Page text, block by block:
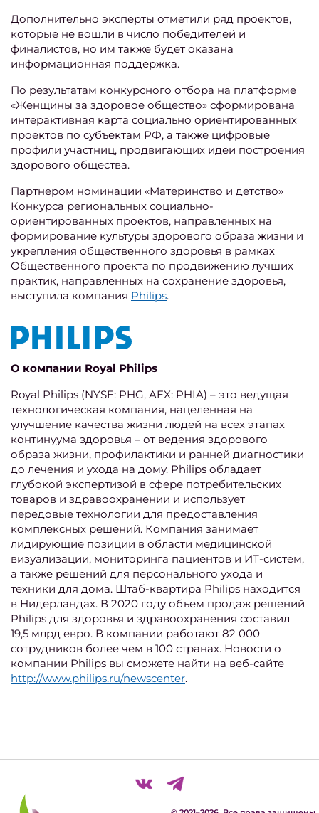
Дополнительно эксперты отметили ряд проектов,
которые не вошли в число победителей и
финалистов, но им также будет оказана
информационная поддержка.
По результатам конкурсного отбора на платформе
«Женщины за здоровое общество» сформирована
интерактивная карта социально ориентированных
проектов по субъектам РФ, а также цифровые
профили участниц, продвигающих идеи построения
здорового общества.
Партнером номинации «Материнство и детство»
Конкурса региональных социально-
ориентированных проектов, направленных на
формирование культуры здорового образа жизни и
укрепления общественного здоровья в рамках
Общественного проекта по продвижению лучших
практик, направленных на сохранение здоровья,
выступила компания Philips.
О компании Royal Philips
Royal Philips (NYSE: PHG, AEX: PHIA) – это ведущая
технологическая компания, нацеленная на
улучшение качества жизни людей на всех этапах
континуума здоровья – от ведения здорового
образа жизни, профилактики и ранней диагностики
до лечения и ухода на дому. Philips обладает
глубокой экспертизой в сфере потребительских
товаров и здравоохранении и использует
передовые технологии для предоставления
комплексных решений. Компания занимает
лидирующие позиции в области медицинской
визуализации, мониторинга пациентов и ИТ-систем,
а также решений для персонального ухода и
техники для дома. Штаб-квартира Philips находится
в Нидерландах. В 2020 году объем продаж решений
Philips для здоровья и здравоохранения составил
19,5 млрд евро. В компании работают 82 000
сотрудников более чем в 100 странах. Новости о
компании Philips вы сможете найти на веб-сайте
http://www.philips.ru/newscenter.